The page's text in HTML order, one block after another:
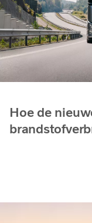
Hoe de